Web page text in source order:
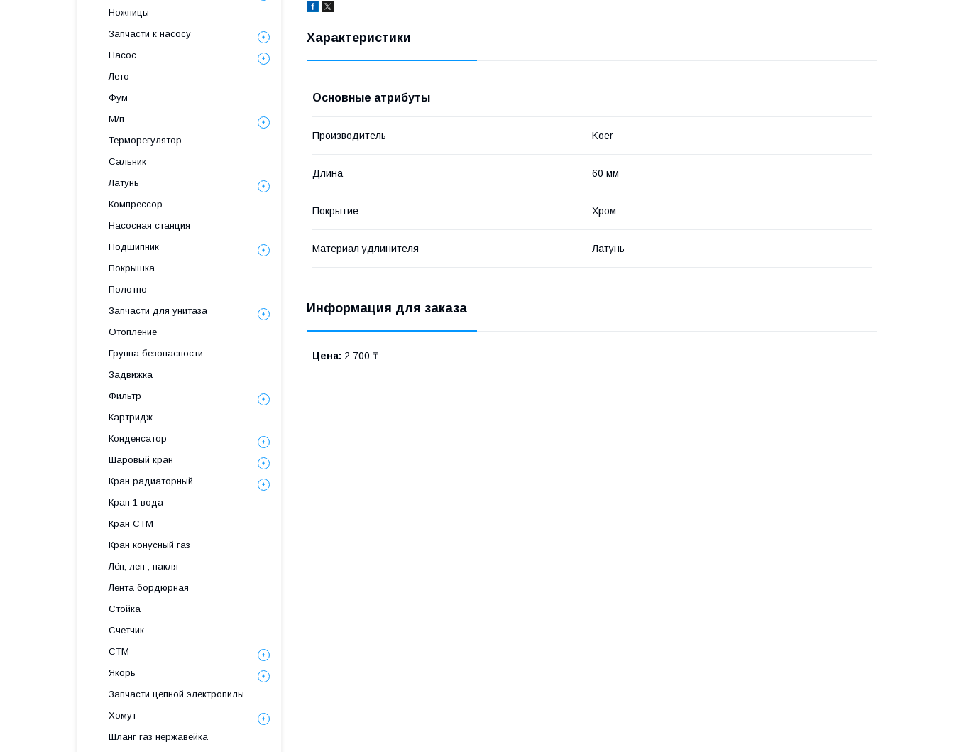
Характеристики
Основные атрибуты
Производитель Koer
Длина 60 мм
Покрытие Хром
Материал удлинителя Латунь
Информация для заказа
Цена: 2 700 ₸
Ножницы
Запчасти к насосу
Насос
Лето
Фум
М/п
Терморегулятор
Сальник
Латунь
Компрессор
Насосная станция
Подшипник
Покрышка
Полотно
Запчасти для унитаза
Отопление
Группа безопасности
Задвижка
Фильтр
Картридж
Конденсатор
Шаровый кран
Кран радиаторный
Кран 1 вода
Кран СТМ
Кран конусный газ
Лён, лен , пакля
Лента бордюрная
Стойка
Счетчик
СТМ
Якорь
Запчасти цепной электропилы
Хомут
Шланг газ нержавейка